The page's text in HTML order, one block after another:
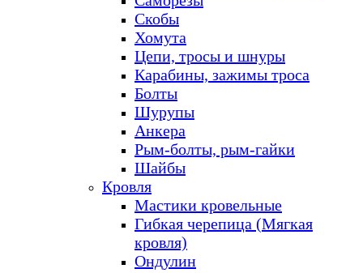
Скобы
Хомута
Цепи, тросы и шнуры
Карабины, зажимы троса
Болты
Шурупы
Анкера
Рым-болты, рым-гайки
Шайбы
Кровля
Мастики кровельные
Гибкая черепица (Мягкая
кровля)
Ондулин